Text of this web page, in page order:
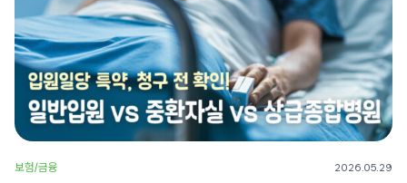
보험/금융 2026.05.29